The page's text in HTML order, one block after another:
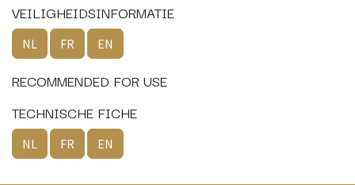
VEILIGHEIDSINFORMATIE
NL FR EN
RECOMMENDED FOR USE
TECHNISCHE FICHE
NL FR EN